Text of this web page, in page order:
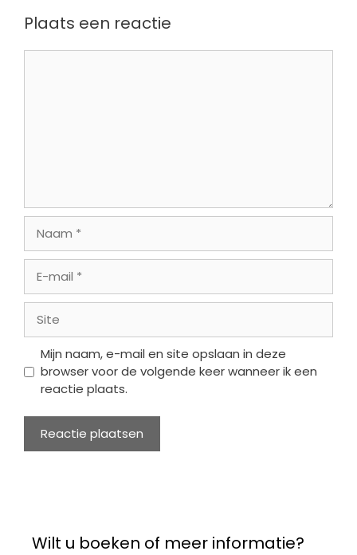
Plaats een reactie
mail
Mijn naam, e-mail en site opslaan in deze
browser voor de volgende keer wanneer ik een
reactie plaats.
Wilt u boeken of meer informatie?